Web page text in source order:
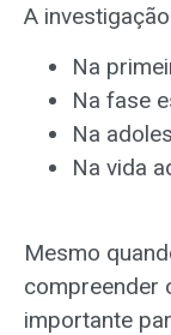
A
Na
Na fase
Na
Na vida
Mesmo
compreender
importante